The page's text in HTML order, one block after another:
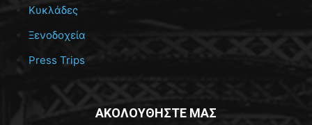
Κυκλάδες
Ξενοδοχεία
Press Trips
ΑΚΟΛΟΥΘΗΣΤΕ ΜΑΣ